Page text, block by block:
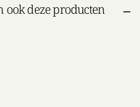
ook deze producten